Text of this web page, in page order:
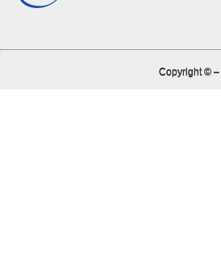
Copyright © –